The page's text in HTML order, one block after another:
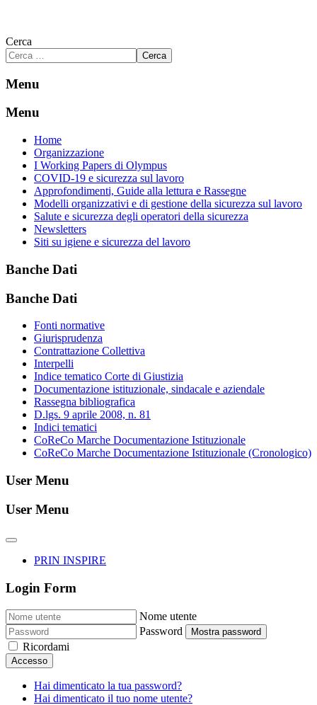
Cerca
Cerca
Menu
Menu
Home
Organizzazione
I Working Papers di Olympus
COVID-19 e sicurezza sul lavoro
Approfondimenti, Guide alla lettura e Rassegne
Modelli organizzativi e di gestione della sicurezza sul lavoro
Salute e sicurezza degli operatori della sicurezza
Newsletters
Siti su igiene e sicurezza del lavoro
Banche Dati
Banche Dati
Fonti normative
Giurisprudenza
Contrattazione Collettiva
Interpelli
Indice tematico Corte di Giustizia
Documentazione istituzionale, sindacale e aziendale
Rassegna bibliografica
D.lgs. 9 aprile 2008, n. 81
Indici tematici
CoReCo Marche Documentazione Istituzionale
CoReCo Marche Documentazione Istituzionale (Cronologico)
User Menu
User Menu
PRIN INSPIRE
Login Form
Nome utente
Password
Mostra password
Ricordami
Accesso
Hai dimenticato la tua password?
Hai dimenticato il tuo nome utente?